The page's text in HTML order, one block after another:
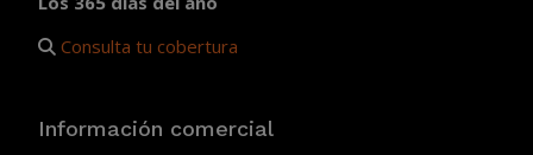
Consulta tu cobertura
Información comercial